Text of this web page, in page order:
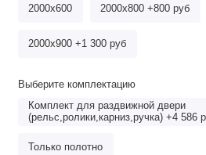
2000x600 2000х800 +800 руб
2000x900 +1 300 руб
Выберите комплектацию
Комплект для раздвижной двери
(рельс,ролики,карниз,ручка) +4 586
Только полотно